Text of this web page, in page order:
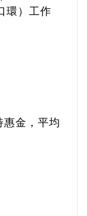
環）工作
惠金，平均